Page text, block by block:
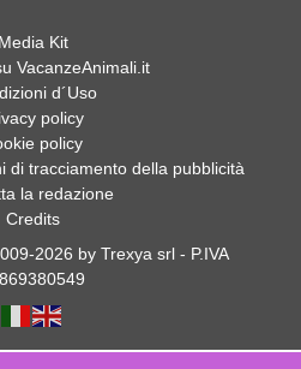
Media Kit
VacanzeAnimali.it
d´Uso
policy
policy
di tracciamento della pubblicità
la redazione
Credits
2026 by Trexya srl - P.IVA